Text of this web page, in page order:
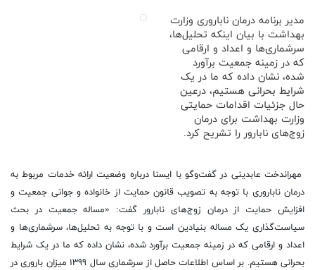
مدیر برنامه درمان ناباروری وزارت
بهداشت با بیان اینکه تحلیل‌ها،
سرشماری‌ها و اعداد و ارقامی
که در زمینه جمعیت برآورد
شده، نشان داده که ما در یک
شرایط بحرانی هستیم، درعین
حال جزئیات اقدامات حمایتی
وزارت بهداشت برای درمان
زوج‌های نابارور را تشریح کرد.
مهراندخت عابدینی در گفت‌وگو با ایسنا درباره وضعیت ارائه خدمات مربوط به
درمان ناباروری با توجه به تصویب قانون حمایت از خانواده و جوانی جمعیت و
افزایش حمایت از درمان زوج‌های نابارور گفت: «مساله جمعیت در بحث
سیاست‌گذاری یک مساله بنیادین است و با توجه به تحلیل‌ها، سرشماری‌ها و
اعداد و ارقامی که در زمینه جمعیت برآورد شده، نشان داده که ما در یک شرایط
بحرانی هستیم. بر اساس اطلاعات حاصل از سرشماری سال ١٣٩٩ میزان باروری در